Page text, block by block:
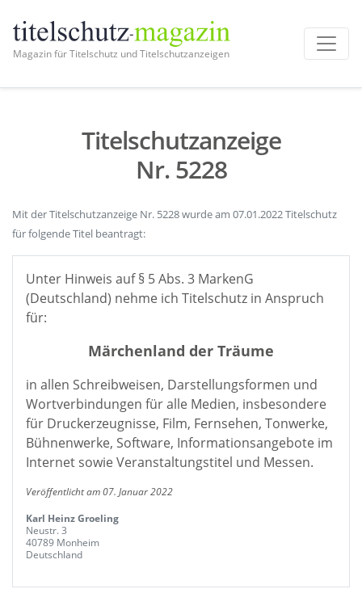
Magazin für Titelschutz und Titelschutzanzeigen
Titelschutzanzeige
Nr. 5228
Mit der Titelschutzanzeige Nr. 5228 wurde am 07.01.2022 Titelschutz
für folgende Titel beantragt:
Unter Hinweis auf § 5 Abs. 3 MarkenG
(Deutschland) nehme ich Titelschutz in Anspruch
für:
Märchenland der Träume
in allen Schreibweisen, Darstellungsformen und
Wortverbindungen für alle Medien, insbesondere
für Druckerzeugnisse, Film, Fernsehen, Tonwerke,
Bühnenwerke, Software, Informationsangebote im
Internet sowie Veranstaltungstitel und Messen.
Veröffentlicht am 07. Januar 2022
Karl Heinz Groeling
Neustr. 3
40789 Monheim
Deutschland